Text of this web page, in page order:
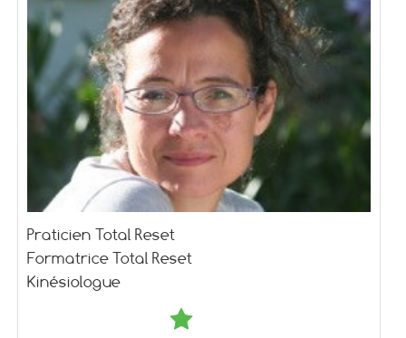
Praticien Total Reset
Formatrice Total Reset
Kinésiologue